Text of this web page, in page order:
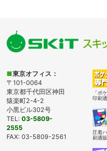
■東京オフィス：
〒101-0064
東京都千代田区神田
猿楽町2-4-2
小黒ビル302号
TEL:03-5809-
2555
FAX: 03-5809-2561
「ポ
印刷
圧着
刷通